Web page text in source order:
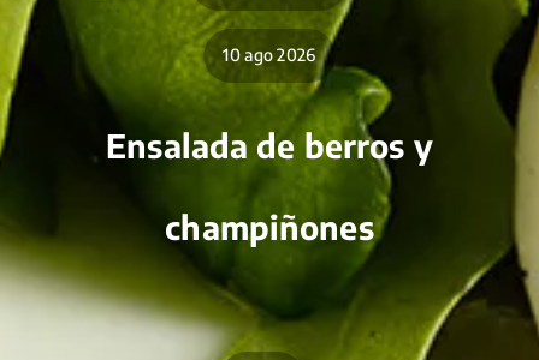
10 ago 2026
Ensalada de berros y
champiñones